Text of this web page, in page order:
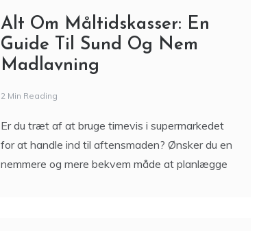
Alt Om Måltidskasser: En
Guide Til Sund Og Nem
Madlavning
2 Min Reading
Er du træt af at bruge timevis i supermarkedet
for at handle ind til aftensmaden? Ønsker du en
nemmere og mere bekvem måde at planlægge